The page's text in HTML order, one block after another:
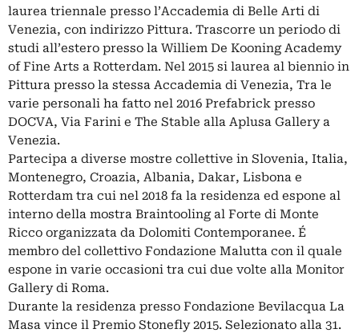
laurea triennale presso l’Accademia di Belle Arti di
Venezia, con indirizzo Pittura. Trascorre un periodo di
studi all’estero presso la Williem De Kooning Academy
of Fine Arts a Rotterdam. Nel 2015 si laurea al biennio in
Pittura presso la stessa Accademia di Venezia, Tra le
varie personali ha fatto nel 2016 Prefabrick presso
DOCVA, Via Farini e The Stable alla Aplusa Gallery a
Venezia.
Partecipa a diverse mostre collettive in Slovenia, Italia,
Montenegro, Croazia, Albania, Dakar, Lisbona e
Rotterdam tra cui nel 2018 fa la residenza ed espone al
interno della mostra Braintooling al Forte di Monte
Ricco organizzata da Dolomiti Contemporanee. É
membro del collettivo Fondazione Malutta con il quale
espone in varie occasioni tra cui due volte alla Monitor
Gallery di Roma.
Durante la residenza presso Fondazione Bevilacqua La
Masa vince il Premio Stonefly 2015. Selezionato alla 31.